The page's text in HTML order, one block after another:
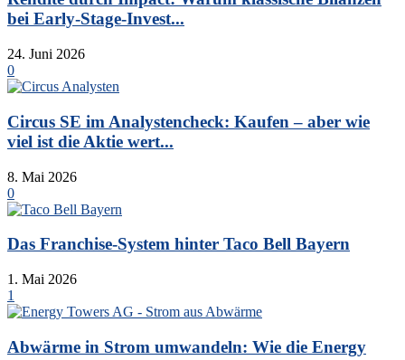
bei Early-Stage-Invest...
24. Juni 2026
0
Circus SE im Analystencheck: Kaufen – aber wie
viel ist die Aktie wert...
8. Mai 2026
0
Das Franchise-System hinter Taco Bell Bayern
1. Mai 2026
1
Abwärme in Strom umwandeln: Wie die Energy